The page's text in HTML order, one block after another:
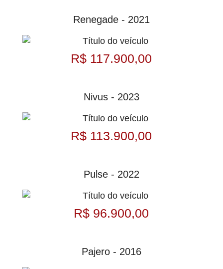
Renegade - 2021
R$ 117.900,00
Nivus - 2023
R$ 113.900,00
Pulse - 2022
R$ 96.900,00
Pajero - 2016